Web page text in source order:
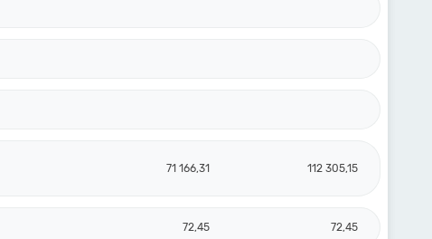
71 166,31 112 305,15
72,45 72,45